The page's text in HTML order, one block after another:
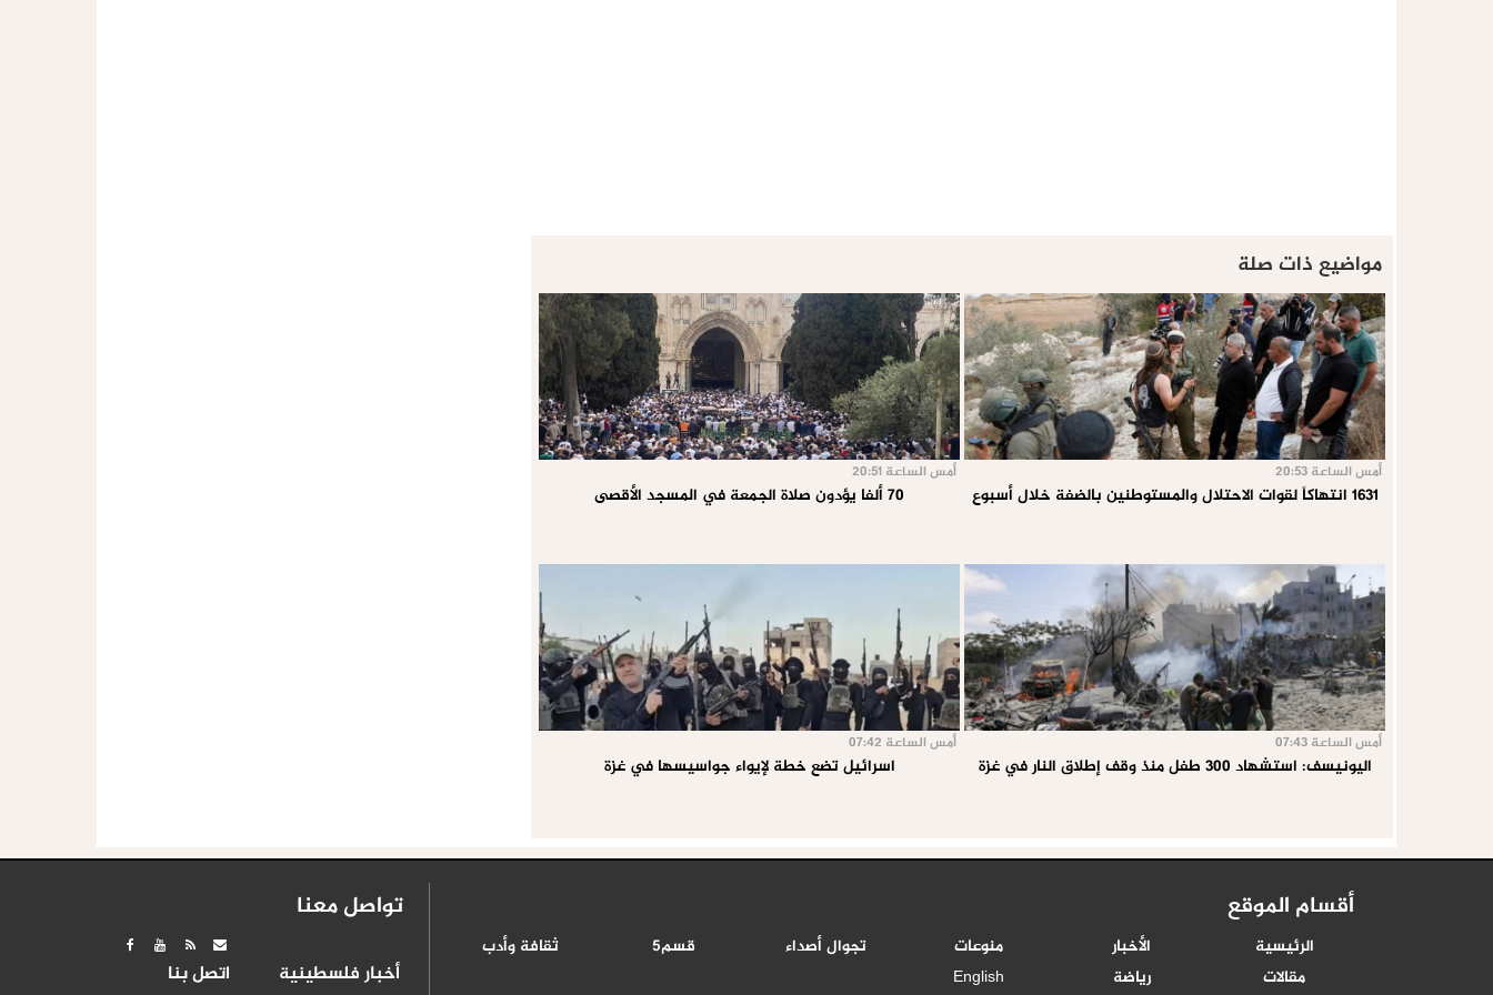
مواضيع ذات صلة
أمس الساعة 20:53
1631 انتهاكاً لقوات الاحتلال والمستوطنين بالضفة خلال أسبوع
أمس الساعة 20:51
70 ألفا يؤدون صلاة الجمعة في المسجد الأقصى
أمس الساعة 07:43
اليونيسف: استشهاد 300 طفل منذ وقف إطلاق النار في غزة
أمس الساعة 07:42
اسرائيل تضع خطة لإيواء جواسيسها في غزة
أقسام الموقع
الرئيسية الأخبار منوعات تجوال أصداء قسم5
ثقافة وأدب
مقالات
رياضة English
تواصل معنا
أخبار فلسطينية
اتصل بنا